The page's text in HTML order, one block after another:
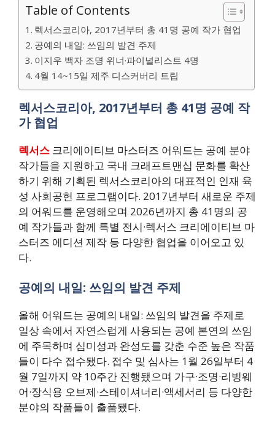
Table of Contents
렉서스코리아, 2017년부터 총 41명 공예 작가 협업
공예의 내일: 쓰임의 발견 주제
이지우 백자 조명 위너·파이널리스트 4명
4월 14~15일 제주 디스커버리 트립
렉서스코리아, 2017년부터 총 41명 공예 작
가 협업
렉서스 크리에이티브 마스터즈 어워드는 공예 분야
작가들을 지원하고 국내 크래프트맨십 문화를 확산
하기 위해 기획된 렉서스코리아의 대표적인 인재 육
성 사회공헌 프로그램이다. 2017년부터 새로운 주제
의 어워드를 운영해오며 2026년까지 총 41명의 공
예 작가들과 함께 특별 전시·렉서스 크리에이티브 마
스터즈 에디션 제작 등 다양한 협업을 이어오고 있
다.
공예의 내일: 쓰임의 발견 주제
올해 어워드는 공예의 내일: 쓰임의 발견을 주제로
일상 속에서 자연스럽게 사용되는 공예 본연의 쓰임
에 주목하며 심미성과 완성도를 갖춘 수준 높은 작품
들이 다수 접수됐다. 접수 및 심사는 1월 26일부터 4
월 7일까지 약 10주간 진행됐으며 가구·조명·리빙웨
어·장식용 오브제·스테이셔너리·액세서리 등 다양한
분야의 작품들이 출품됐다.